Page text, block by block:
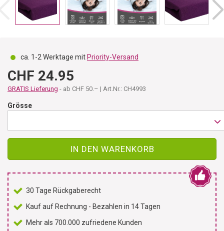
ca. 1-2 Werktage mit Priority-Versand
CHF 24.95
GRATIS Lieferung - ab CHF 50.– | Art.Nr.: CH4993
Grösse
IN DEN WARENKORB
30 Tage Rückgaberecht
Kauf auf Rechnung - Bezahlen in 14 Tagen
Mehr als 700.000 zufriedene Kunden